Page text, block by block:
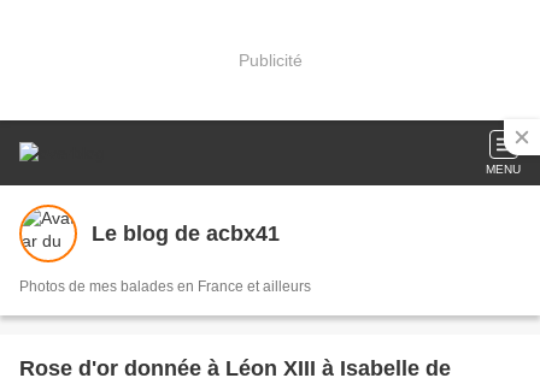
Publicité
MENU
Le blog de acbx41
Photos de mes balades en France et ailleurs
Rose d'or donnée à Léon XIII à Isabelle de